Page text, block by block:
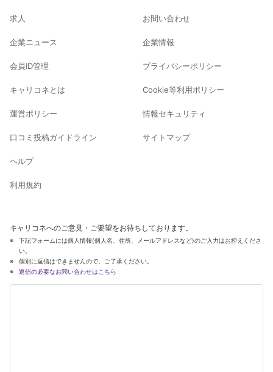
求人
企業ニュース
会員ID管理
キャリコネとは
運営ポリシー
口コミ投稿ガイドライン
ヘルプ
利用規約
お問い合わせ
企業情報
プライバシーポリシー
Cookie等利用ポリシー
情報セキュリティ
サイトマップ
キャリコネへのご意見・ご要望をお待ちしております。
下記フォームには個人情報(個人名、住所、メールアドレスなど)のご入力はお控えくださ
い。
個別に返信はできませんので、ご了承ください。
返信の必要なお問い合わせはこちら